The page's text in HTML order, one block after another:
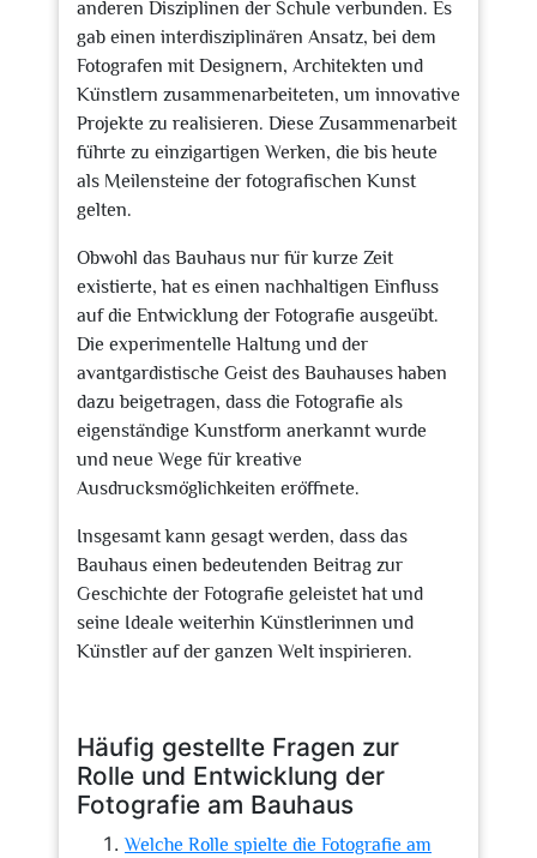
anderen Disziplinen der Schule verbunden. Es
gab einen interdisziplinären Ansatz, bei dem
Fotografen mit Designern, Architekten und
Künstlern zusammenarbeiteten, um innovative
Projekte zu realisieren. Diese Zusammenarbeit
führte zu einzigartigen Werken, die bis heute
als Meilensteine der fotografischen Kunst
gelten.
Obwohl das Bauhaus nur für kurze Zeit
existierte, hat es einen nachhaltigen Einfluss
auf die Entwicklung der Fotografie ausgeübt.
Die experimentelle Haltung und der
avantgardistische Geist des Bauhauses haben
dazu beigetragen, dass die Fotografie als
eigenständige Kunstform anerkannt wurde
und neue Wege für kreative
Ausdrucksmöglichkeiten eröffnete.
Insgesamt kann gesagt werden, dass das
Bauhaus einen bedeutenden Beitrag zur
Geschichte der Fotografie geleistet hat und
seine Ideale weiterhin Künstlerinnen und
Künstler auf der ganzen Welt inspirieren.
Häufig gestellte Fragen zur
Rolle und Entwicklung der
Fotografie am Bauhaus
Welche Rolle spielte die Fotografie am